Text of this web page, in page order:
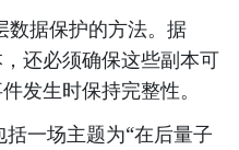
据保护的方法。据
还必须确保这些副本可
发生时保持完整性。
一场主题为“在后量子